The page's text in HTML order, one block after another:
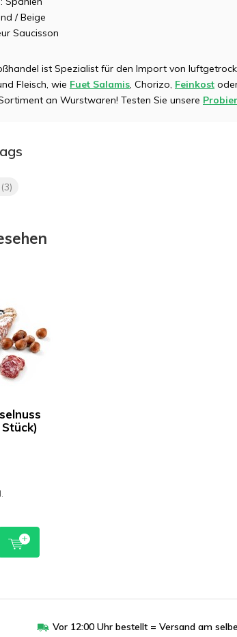
/ Beige
Saucisson
ist Spezialist für den Import von
Fleisch, wie Fuet Salamis, Chorizo, Feinkost
an Wurstwaren! Testen Sie unsere
(3)
Vor 12:00 Uhr bestellt = Versand am